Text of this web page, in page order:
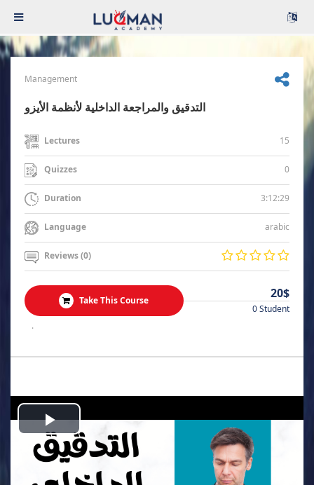
Management
التدقيق والمراجعة الداخلية لأنظمة الأيزو
Lectures 15
Quizzes 0
Duration 3:12:29
Language arabic
Reviews (0)
Take This Course 20$
0 Student
.
Play
Video